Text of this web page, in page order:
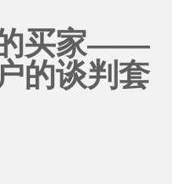
买家——
的谈判套